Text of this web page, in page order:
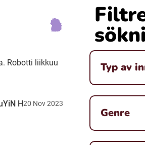
Typ av
Genre
Robotti liikkuu
H20 Nov2023